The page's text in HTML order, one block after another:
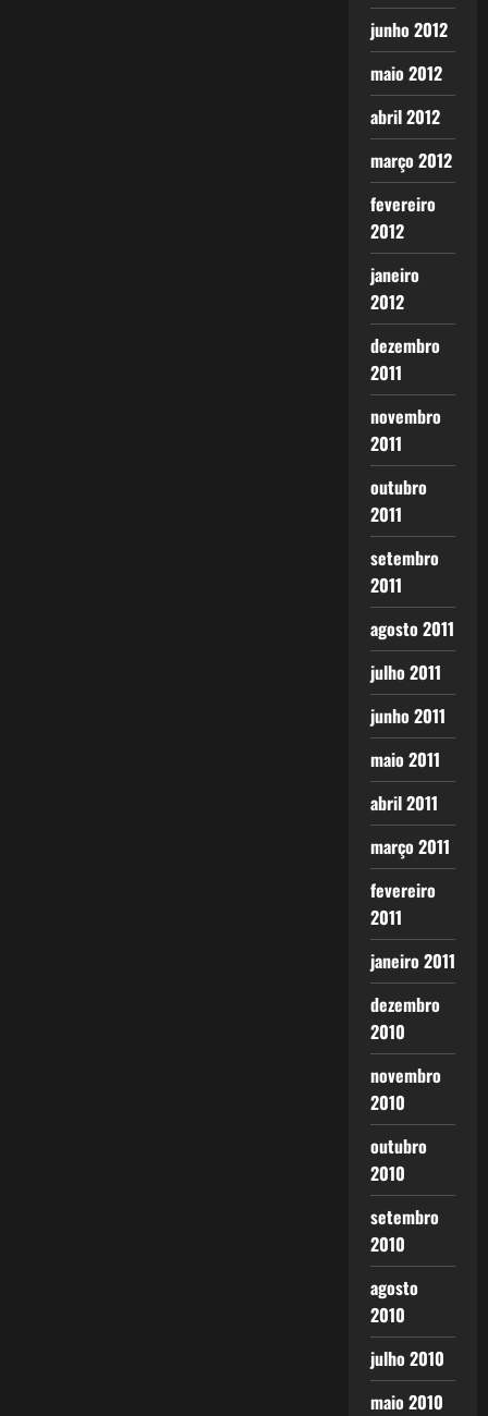
junho 2012
maio 2012
abril 2012
março 2012
fevereiro
2012
janeiro
2012
dezembro
2011
novembro
2011
outubro
2011
setembro
2011
agosto 2011
julho 2011
junho 2011
maio 2011
abril 2011
março 2011
fevereiro
2011
janeiro 2011
dezembro
2010
novembro
2010
outubro
2010
setembro
2010
agosto
2010
julho 2010
maio 2010